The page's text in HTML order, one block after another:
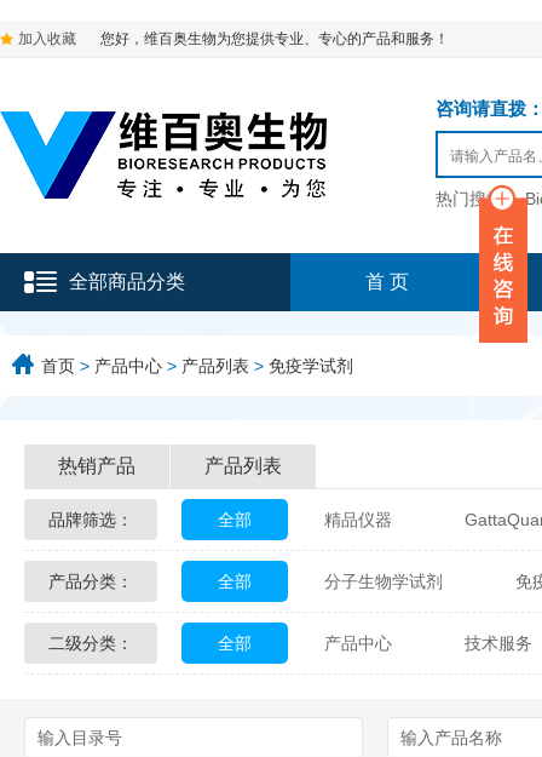
加入收藏 您好，维百奥生物为您提供专业、专心的产品和服务！
咨询请直拨
热门搜索：
全部商品分类 首 页
首页 > 产品中心 > 产品列表 > 免疫学试剂
热销产品 产品列表
品牌筛选： 全部 精品仪器
Glycon Biochem Sterlitech
Echelon Biosciences Verichem
产品分类： 全部 分子生物学试剂 免
化学及生物化学试剂 材料学试剂
二级分类： 全部 产品中心 技术服务